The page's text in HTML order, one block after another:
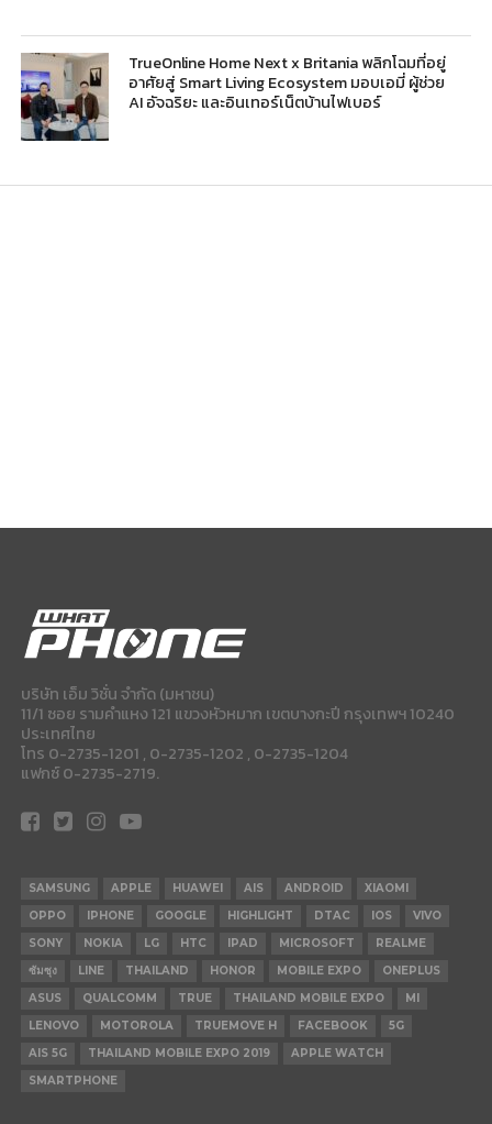
TrueOnline Home Next x Britania พลิกโฉมที่อยู่
อาศัยสู่ Smart Living Ecosystem มอบเอมี่ ผู้ช่วย
AI อัจฉริยะ และอินเทอร์เน็ตบ้านไฟเบอร์
บริษัท เอ็ม วิชั่น จำกัด (มหาชน)
11/1 ซอย รามคำแหง 121 แขวงหัวหมาก เขตบางกะปี กรุงเทพฯ 10240
ประเทศไทย
โทร 0-2735-1201 , 0-2735-1202 , 0-2735-1204
แฟกซ์ 0-2735-2719.
SAMSUNG APPLE HUAWEI AIS ANDROID
XIAOMI
OPPO
IPHONE GOOGLE HIGHLIGHT DTAC IOS
VIVO
SONY
NOKIA LG HTC IPAD MICROSOFT
REALME
ซัมซุง
LINE THAILAND HONOR MOBILE EXPO
ONEPLUS
ASUS
QUALCOMM TRUE THAILAND MOBILE EXPO
MI
LENOVO
MOTOROLA TRUEMOVE H FACEBOOK
5G
AIS 5G
THAILAND MOBILE EXPO 2019
APPLE WATCH
SMARTPHONE